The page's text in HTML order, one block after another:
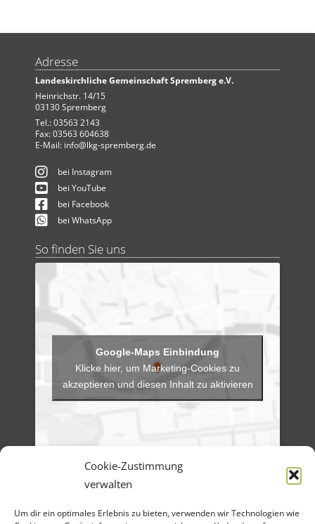
Cookie-Zustimmung
verwalten
Um dir ein optimales Erlebnis zu bieten, verwenden wir Technologien wie
Adresse
Landeskirchliche Gemeinschaft Spremberg e.V.
Heinrichstr. 14/15
03130 Spremberg
Tel.: 03563 2143
Fax: 03563 604638
E-Mail: info@lkg-spremberg.de
bei Instagram
bei YouTube
bei Facebook
bei WhatsApp
So finden Sie uns
Klicke hier, um Marketing-Cookies zu
akzeptieren und diesen Inhalt zu aktivieren
Artikel-Archiv